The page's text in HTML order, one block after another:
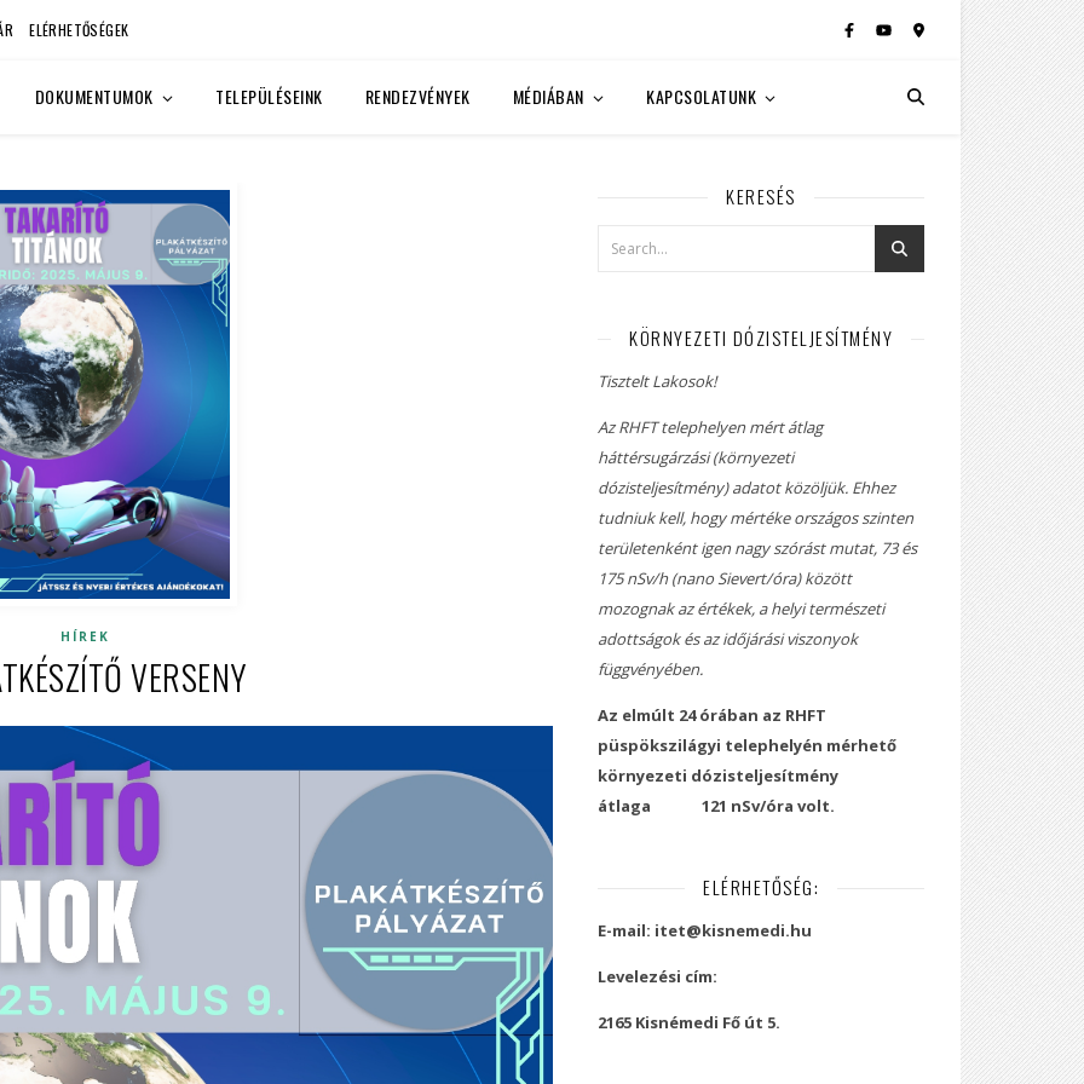
ELÉRHETŐSÉGEK
DOKUMENTUMOK TELEPÜLÉSEINK RENDEZVÉNYEK MÉDIÁBAN KAPCSOLATUNK
HÍREK
VERSENY
KERESÉS
KÖRNYEZETI DÓZISTELJESÍTMÉNY
Tisztelt Lakosok!
Az RHFT telephelyen mért átlag
háttérsugárzási (környezeti
dózisteljesítmény) adatot közöljük. Ehhez
tudniuk kell, hogy mértéke országos szinten
területenként igen nagy szórást mutat, 73 és
175 nSv/h (nano Sievert/óra) között
mozognak az értékek, a helyi természeti
adottságok és az időjárási viszonyok
függvényében.
Az elmúlt 24 órában az RHFT
püspökszilágyi telephelyén mérhető
környezeti dózisteljesítmény
átlaga 121 nSv/óra volt.
ELÉRHETŐSÉG:
E-mail: itet@kisnemedi.hu
Levelezési cím:
2165 Kisnémedi Fő út 5.